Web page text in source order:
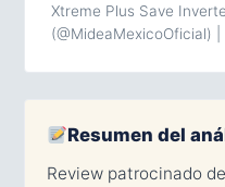
Xtreme Plus Save
(@MideaMexicoOficial) |
Resumen del
Review patrocinado